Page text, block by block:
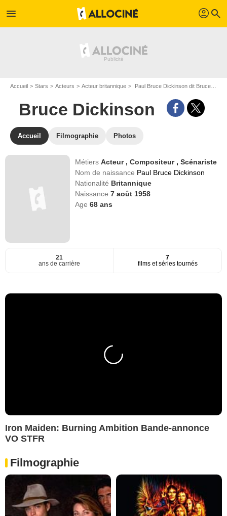
menu profil search
Accueil Stars Acteurs Acteur britannique Paul Bruce Dickinson dit Bruce Dickinson
Bruce Dickinson
Accueil Filmographie Photos
MétiersActeur ,Compositeur ,Scénariste
Nom de naissance Paul Bruce Dickinson
Nationalité Britannique
Naissance7 août 1958
Age68 ans
21
ans de carrière
7
films et séries tournés
Iron Maiden: Burning Ambition Bande-annonce
VO STFR
Filmographie